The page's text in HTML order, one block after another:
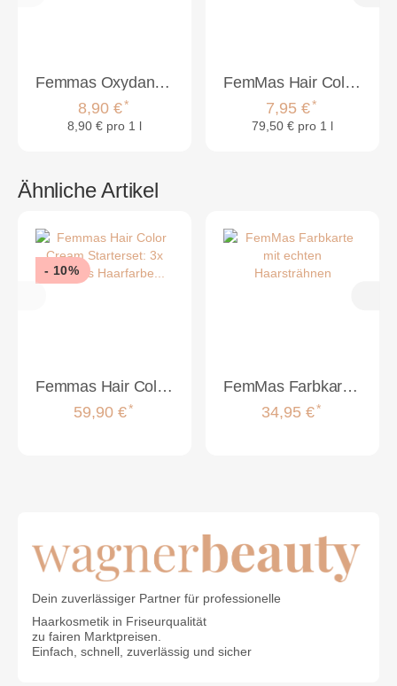
Femmas Oxydant Farbentwickler 1000ml | 6%
8,90 €*
8,90 € pro 1 l
FemMas Hair Color Cream 100ml Haarfarbe Mittelblond Intensiv 7.0
7,95 €*
79,50 € pro 1 l
Ähnliche Artikel
- 10%
Femmas Hair Color Cream Starterset: 3x Femmas Haarfarbe (8.0 / 12.81 / 9.11) + Femmas Farbkarte + Femmas Oxycreme 1000ml (6% /9%)
59,90 €*
FemMas Farbkarte mit echten Haarsträhnen
34,95 €*
Dein zuverlässiger Partner für professionelle
Haarkosmetik in Friseurqualität
zu fairen Marktpreisen.
Einfach, schnell, zuverlässig und sicher